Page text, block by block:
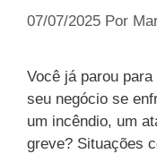
07/07/2025 Por
Você já parou
seu negócio se
um incêndio, um
greve? Situações